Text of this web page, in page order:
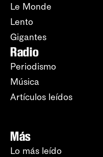
Le Monde
Lento
Gigantes
Radio
Periodismo
Música
Artículos leídos
Más
Lo más leído